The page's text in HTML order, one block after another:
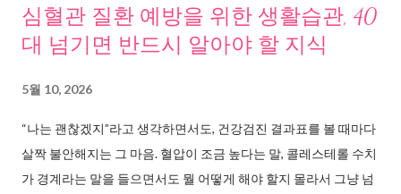
렙틴은 뇌에 에너지 충분하다는 신호를 보낸다. 체지방이 줄면 렙
틴 분비가 급격히 떨어지고, 뇌는 이를 기근 상태로 인식한다. 식욕
은 폭발하고 에너지 소비는 줄어드는 방향으로 몸이 재세팅된다. (
대사성증후군과 렙틴 저항성, 엠디저널 ) 둘째, 갑상선 호르몬 T3
가 줄어든다. T3는 세포 단위에서 에너지를 태우는 속도를 결정하
는 호르몬이다. T3가 줄...
심혈관 질환 예방을 위한 생활습관, 40
대 넘기면 반드시 알아야 할 지식
5월 10, 2026
“나는 괜찮겠지”라고 생각하면서도, 건강검진 결과표를 볼 때마다
살짝 불안해지는 그 마음. 혈압이 조금 높다는 말, 콜레스테롤 수치
가 경계라는 말을 들으면서도 뭘 어떻게 해야 할지 몰라서 그냥 넘